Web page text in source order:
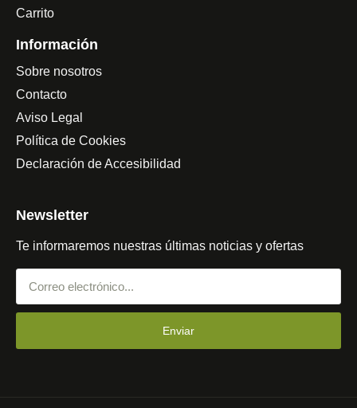
Carrito
Información
Sobre nosotros
Contacto
Aviso Legal
Política de Cookies
Declaración de Accesibilidad
Newsletter
Te informaremos nuestras últimas noticias y ofertas
Enviar